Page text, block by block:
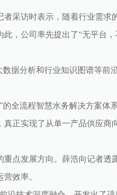
采访时表示，随着行业需求
，公司率先提出了“无平台
据分析和行业知识图谱等前
全流程智慧水务解决方案体
正实现了从单一产品供应商
发展方向。薛浩向记者透
效率。